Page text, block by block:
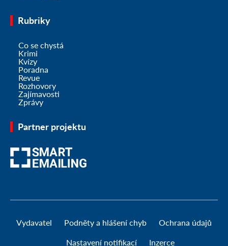
Rubriky
Co se chystá
Krimi
Kvízy
Poradna
Revue
Rozhovory
Zajímavosti
Zprávy
Partner projektu
Vydavatel Podněty a hlášení chyb Ochrana údajů
Nastavení notifikací Inzerce